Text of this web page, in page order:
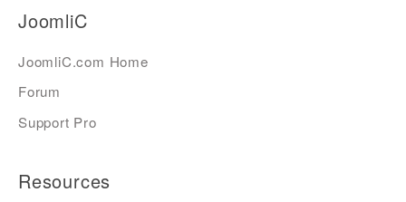
JoomliC
JoomliC.com Home
Forum
Support Pro
Resources